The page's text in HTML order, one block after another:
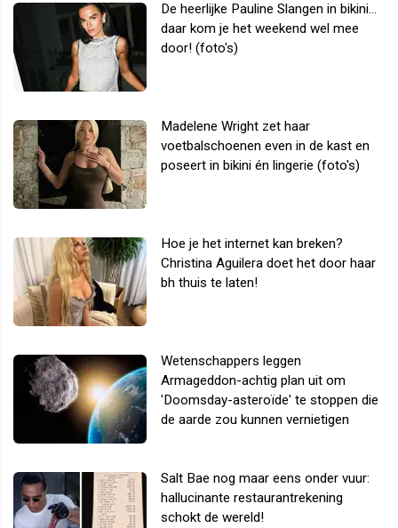
De heerlijke Pauline Slangen in bikini...
daar kom je het weekend wel mee
door! (foto's)
Madelene Wright zet haar
voetbalschoenen even in de kast en
poseert in bikini én lingerie (foto's)
Hoe je het internet kan breken?
Christina Aguilera doet het door haar
bh thuis te laten!
Wetenschappers leggen
Armageddon-achtig plan uit om
'Doomsday-asteroïde' te stoppen die
de aarde zou kunnen vernietigen
Salt Bae nog maar eens onder vuur:
hallucinante restaurantrekening
schokt de wereld!